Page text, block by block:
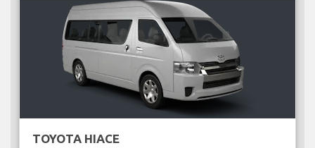
TOYOTA HIACE